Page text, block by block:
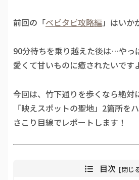
前回の「ベビタピ攻略編 」はいか
90分待ちを乗り越えた後は…やっ
愛くて甘いものに癒されたいです
今回は、竹下通りを歩くなら絶対
「映えスポットの聖地」2箇所を
さこり目線でレポートします！
目次